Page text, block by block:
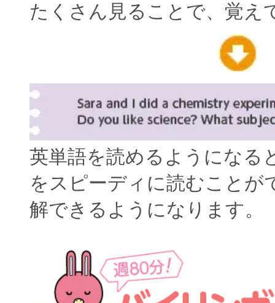
たくさん見ることで、覚え
英単語を読めるようになる
をスピーディに読むことが
解できるようになります。